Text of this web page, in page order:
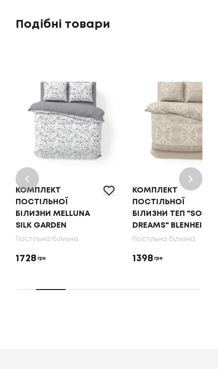
Подібні товари
КОМПЛЕКТ
ПОСТІЛЬНОЇ
БІЛИЗНИ MELLUNA
SILK GARDEN
Постільна білизна
1728 грн
КОМПЛЕКТ
ПОСТІЛЬНОЇ
БІЛИЗНИ ТЕП "SOFT
DREAMS" BLENHEIM
Постільна білизна
1398 грн